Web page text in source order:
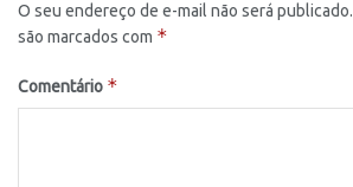
O seu endereço de e-mail não será publicado.
são marcados com *
Comentário *